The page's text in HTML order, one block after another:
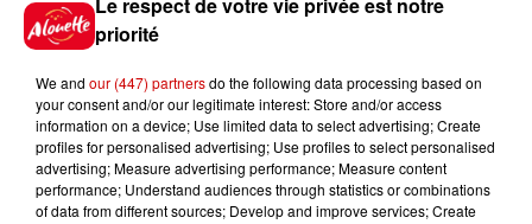
L’église de cette commune
10h20
Incendies suspects en Deux-
Sèvres et en Maine-et-Loire :
priorité
We and our (447) partnersdo the following data processing based on
your consent and/or our legitimate interest: Store and/or access
information on a device; Use limited data to select advertising; Create
profiles for personalised advertising; Use profiles to select personalised
advertising; Measure advertising performance; Measure content
performance; Understand audiences through statistics or combinations
of data from different sources; Develop and improve services; Create